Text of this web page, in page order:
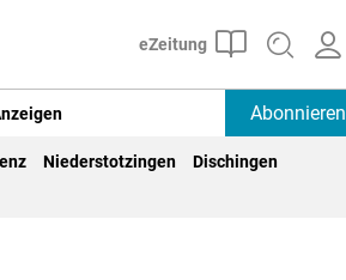
Abonnieren
Niederstotzingen
Dischingen